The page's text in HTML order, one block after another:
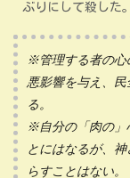
ぶりにして殺した。
※管理する者の心
悪影響を与え、
る。
※自分の「肉の」
とにはなるが、
らすことはない。